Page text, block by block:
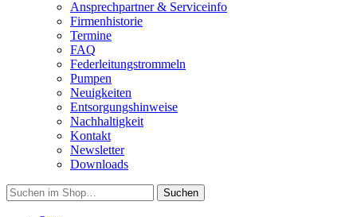
Ansprechpartner & Serviceinfo
Firmenhistorie
Termine
FAQ
Federleitungstrommeln
Pumpen
Neuigkeiten
Entsorgungshinweise
Nachhaltigkeit
Kontakt
Newsletter
Downloads
Suchen